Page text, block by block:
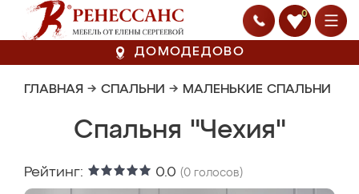
0
ДОМОДЕДОВО
ГЛАВНАЯ → СПАЛЬНИ → МАЛЕНЬКИЕ СПАЛЬНИ
Спальня "Чехия"
Рейтинг: 0.0 (0 голосов)